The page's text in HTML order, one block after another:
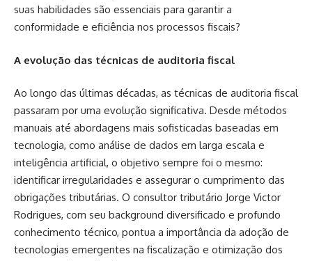
suas habilidades são essenciais para garantir a
conformidade e eficiência nos processos fiscais?
A evolução das técnicas de auditoria fiscal
Ao longo das últimas décadas, as técnicas de auditoria fiscal
passaram por uma evolução significativa. Desde métodos
manuais até abordagens mais sofisticadas baseadas em
tecnologia, como análise de dados em larga escala e
inteligência artificial, o objetivo sempre foi o mesmo:
identificar irregularidades e assegurar o cumprimento das
obrigações tributárias. O consultor tributário Jorge Victor
Rodrigues, com seu background diversificado e profundo
conhecimento técnico, pontua a importância da adoção de
tecnologias emergentes na fiscalização e otimização dos